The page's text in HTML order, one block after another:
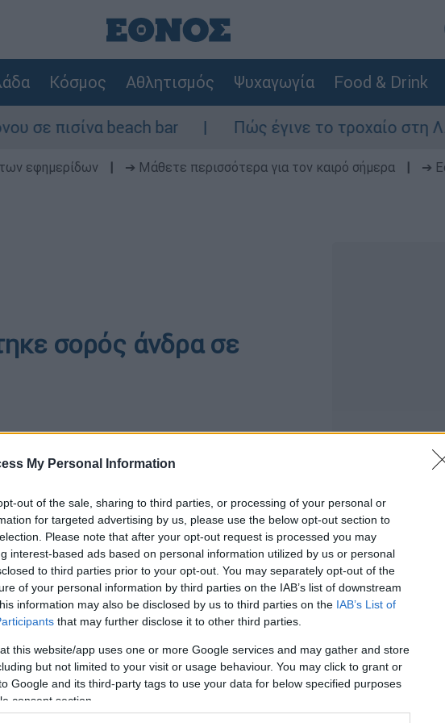
My Personal Information
out of the sale, sharing to third parties, or processing of your personal or
for targeted advertising by us, please use the below opt-out section to
Please note that after your opt-out request is processed you may
interest-based ads based on personal information utilized by us or personal
to third parties prior to your opt-out. You may separately opt-out of the
of your personal information by third parties on the IAB’s list of downstream
information may also be disclosed by us to third parties on the IAB’s List of
that may further disclose it to other third parties.
this website/app uses one or more Google services and may gather and store
but not limited to your visit or usage behaviour. You may click to grant or
Google and its third-party tags to use your data for below specified purposes
consent section.
Κόσμος Αθλητισμός Ψυχαγωγία Food & Drink
beach bar Πώς έγινε το τροχαίο στη Λ.
εφημερίδων ➔ Μάθετε περισσότερα για τον καιρό σήμερα
➔
σορός άνδρα σε